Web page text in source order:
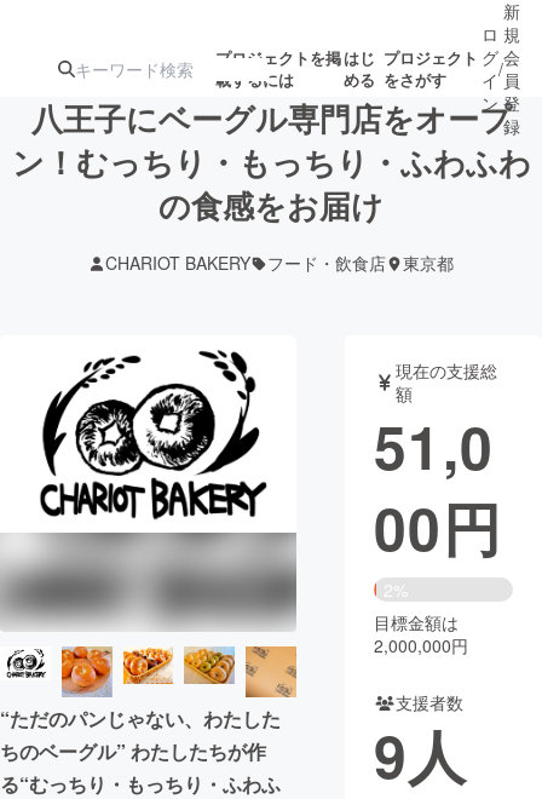
プロジェクトを掲
載するには
はじ
める
プロジェクト
をさがす
注目のリ 注目の新着プロ募集終了が近いプ
ロジェクト
テクノロジー・ガジェット
映像・映画 書籍・雑誌
ビジネス・起業 チャレンジ
CAMPFIRE for Social Good CAMPFIRE Creation
CAMPFIREふるさと納税machi-ya コミュニティ
ロ
グ
イ
ン
/
新
規
会
員
登
録
八王子にベーグル専門店をオープ
ン！むっちり・もっちり・ふわふわ
の食感をお届け
CHARIOT BAKERY フード・飲食店 東京都
“ただのパンじゃない、わたした
ちのベーグル” わたしたちが作
る“むっちり・もっちり・ふわふ
現在の支援総
額
51,0
00円
2%
目標金額は
2,000,000円
支援者数
9人